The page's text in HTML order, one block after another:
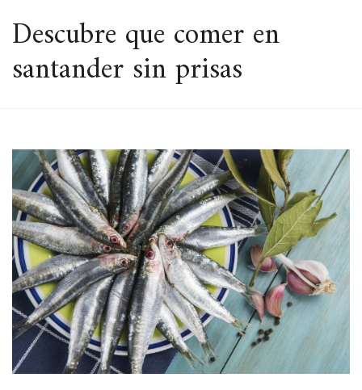
ESPACIO
Descubre que comer en
santander sin prisas